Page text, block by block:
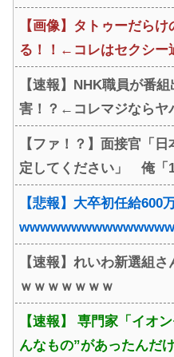
【画像】タトゥーだら
る！！←コレはセクシー
【速報】NHK職員が番
害！？←コレマジならヤ
【ファ！？】面接官「
定してください」 俺「
【悲報】大卒初任給600
【速報】れいわ新選組
ｗｗｗｗｗｗｗ
【速報】 専門家「イオ
んなもの”があったんだ